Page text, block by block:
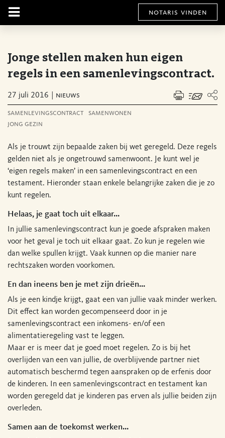
notaris vinden
Jonge stellen maken hun eigen
regels in een samenlevingscontract.
27 juli 2016 nieuws
samenlevingscontract
samenwonen
jong gezin
Als je trouwt zijn bepaalde zaken bij wet geregeld. Deze regels
gelden niet als je ongetrouwd samenwoont. Je kunt wel je
‘eigen regels maken’ in een samenlevingscontract en een
testament. Hieronder staan enkele belangrijke zaken die je zo
kunt regelen.
Helaas, je gaat toch uit elkaar...
In jullie samenlevingscontract kun je goede afspraken maken
voor het geval je toch uit elkaar gaat. Zo kun je regelen wie
dan welke spullen krijgt. Vaak kunnen op die manier nare
rechtszaken worden voorkomen.
En dan ineens ben je met zijn drieën...
Als je een kindje krijgt, gaat een van jullie vaak minder werken.
Dit effect kan worden gecompenseerd door in je
samenlevingscontract een inkomens- en/of een
alimentatieregeling vast te leggen.
Maar er is meer dat je goed moet regelen. Zo is bij het
overlijden van een van jullie, de overblijvende partner niet
automatisch beschermd tegen aanspraken op de erfenis door
de kinderen. In een samenlevingscontract en testament kan
worden geregeld dat je kinderen pas erven als jullie beiden zijn
overleden.
Samen aan de toekomst werken...